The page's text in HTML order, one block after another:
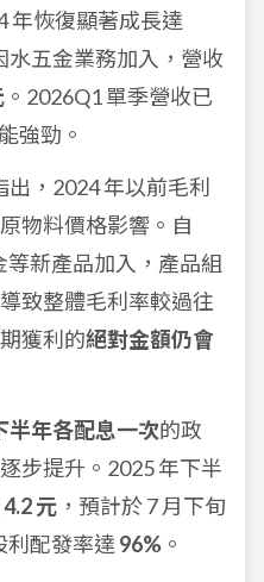
年恢復顯著成長達
水五金業務加入，營收
。2026Q1 單季營收已
強勁。
出，2024 年以前毛利
物料價格影響。自
等新產品加入，產品組
致整體毛利率較過往
獲利的絕對金額仍會
半年各配息一次的政
步提升。2025 年下半
4.2 元 ，預計於 7 月下旬
利配發率達 96% 。